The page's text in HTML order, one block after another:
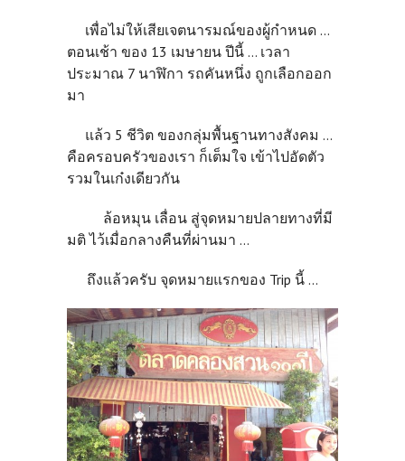
เพื่อไม่ให้เสียเจตนารมณ์ของผู้กำหนด ...
ตอนเช้า ของ 13 เมษายน ปีนี้ ... เวลา
ประมาณ 7 นาฬิกา รถคันหนึ่ง ถูกเลือกออก
มา
แล้ว 5 ชีวิต ของกลุ่มพื้นฐานทางสังคม ...
คือครอบครัวของเรา ก็เต็มใจ เข้าไปอัดตัว
รวมในเก๋งเดียวกัน
ล้อหมุน เลื่อน สู่จุดหมายปลายทางที่มี
มติ ไว้เมื่อกลางคืนที่ผ่านมา ...
ถึงแล้วครับ จุดหมายแรกของ Trip นี้ ...